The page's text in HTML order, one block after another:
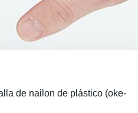
de nailon de plástico (oke-